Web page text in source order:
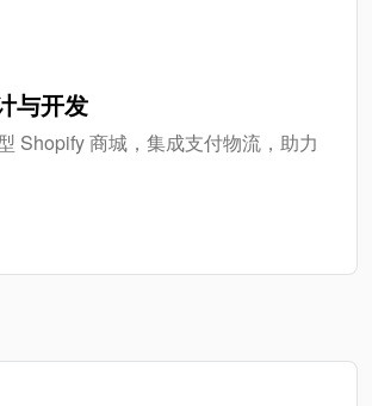
与开发
Shopify 商城，集成支付物流，助力